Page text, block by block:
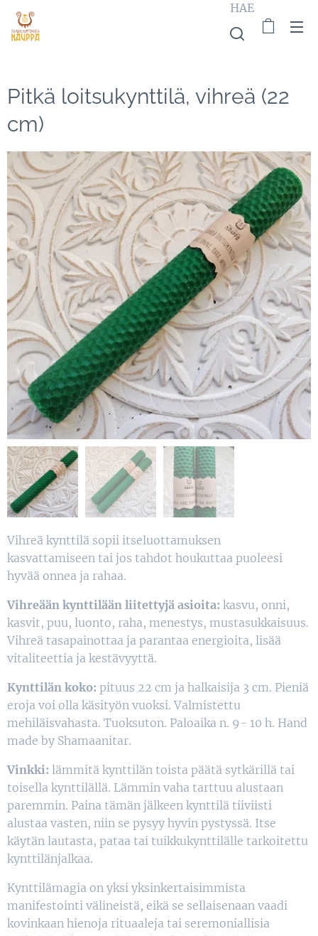
HAE
Pitkä loitsukynttilä, vihreä (22
cm)
Vihreä kynttilä sopii itseluottamuksen
kasvattamiseen tai jos tahdot houkuttaa puoleesi
hyvää onnea ja rahaa.
Vihreään kynttilään liitettyjä asioita: kasvu, onni,
kasvit, puu, luonto, raha, menestys, mustasukkaisuus.
Vihreä tasapainottaa ja parantaa energioita, lisää
vitaliteettia ja kestävyyttä.
Kynttilän koko: pituus 22 cm ja halkaisija 3 cm. Pieniä
eroja voi olla käsityön vuoksi. Valmistettu
mehiläisvahasta. Tuoksuton. Paloaika n. 9- 10 h. Hand
made by Shamaanitar.
Vinkki: lämmitä kynttilän toista päätä sytkärillä tai
toisella kynttilällä. Lämmin vaha tarttuu alustaan
paremmin. Paina tämän jälkeen kynttilä tiiviisti
alustaa vasten, niin se pysyy hyvin pystyssä. Itse
käytän lautasta, pataa tai tuikkukynttilälle tarkoitettu
kynttilänjalkaa.
Kynttilämagia on yksi yksinkertaisimmista
manifestointi välineistä, eikä se sellaisenaan vaadi
kovinkaan hienoja rituaaleja tai seremoniallisia